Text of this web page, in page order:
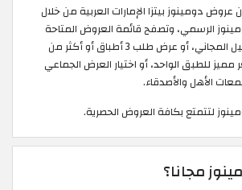
دومينوز بيتزا الإمارات العربية من خلال
الرسمي، وتصفح قائمة العروض المتاحة
حاليًا مثل عرض التوصيل المجاني، أو عرض طلب 3 أطباق أو أكثر من
مميز للطبق الواحد، أو اختيار العرض الجماعي
الأهل والأصدقاء.
لتتمتع بكافة العروض الحصرية.
مجانا؟